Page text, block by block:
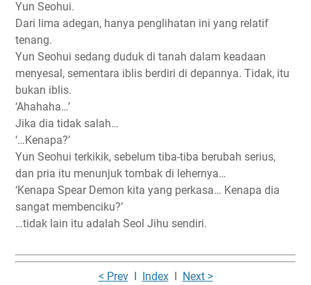
Yun Seohui.
Dari lima adegan, hanya penglihatan ini yang relatif
tenang.
Yun Seohui sedang duduk di tanah dalam keadaan
menyesal, sementara iblis berdiri di depannya. Tidak, itu
bukan iblis.
‘Ahahaha…’
Jika dia tidak salah…
‘…Kenapa?’
Yun Seohui terkikik, sebelum tiba-tiba berubah serius,
dan pria itu menunjuk tombak di lehernya…
‘Kenapa Spear Demon kita yang perkasa… Kenapa dia
sangat membenciku?’
…tidak lain itu adalah Seol Jihu sendiri.
< PrevI IndexI Next >